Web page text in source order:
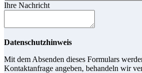
Ihre Nachricht
Datenschutzhinweis
Mit dem Absenden dieses Formulars
Kontaktanfrage angeben, behandeln wir